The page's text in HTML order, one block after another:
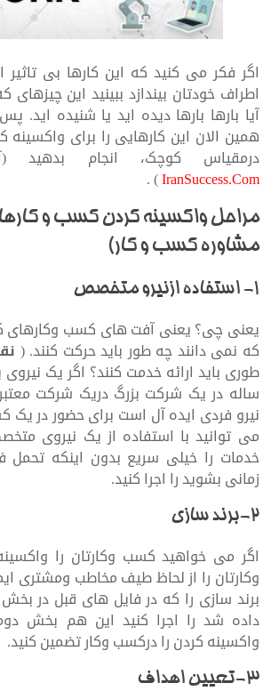
اگر فکر می کنید که این کارها بی
اطراف خودتان بیندازد ببینید این
آیا بارها بارها دیده اید یا شنیده اید. پس
همین الان این کارهایی را برای
درمقیاس کوچک، انجام بدهید
IranSuccess.Com
) .
مراحل واکسینه کردن کسب و
مشاوره کسب و کار)
1- استفاده ازنیرو متخصص
یعنی چی؟ یعنی آفت های کسب وکارهای
که نمی دانند چه طور باید حرکت کنند. (
طوری باید ارائه خدمت کنند؟ اگر یک نیروی
ساله در یک شرکت بزرگ دریک شرکت
نیرو فردی ایده آل است برای حضور در یک
می توانید با استفاده از یک نیروی
خدمات را خیلی سریع بدون اینکه تحمل
زمانی بشوید را اجرا کنید.
2-برند سازی
اگر می خواهید کسب وکارتان را
وکارتان را از لحاظ طیف مخاطب ومشتری
برند سازی را که در فایل های قبل در
داده شد را اجرا کنید این هم بخش
واکسینه کردن را درکسب وکار تضمین کنید.
3-تعیین اهداف